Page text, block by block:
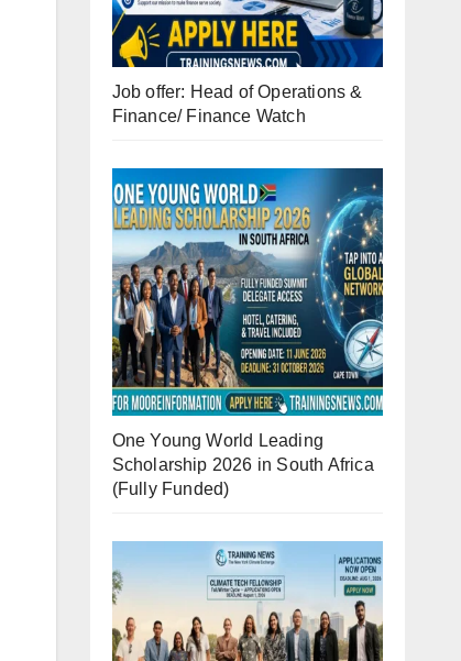
Job offer: Head of Operations &
Finance/ Finance Watch
One Young World Leading
Scholarship 2026 in South Africa
(Fully Funded)